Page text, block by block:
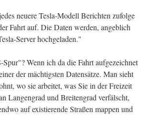
neuere Tesla-Modell Berichten zufolge
Fahrt auf. Die Daten werden, angeblich
Server hochgeladen."
Spur"? Wenn ich da die Fahrt aufgezeichnet
der mächtigsten Datensätze. Man sieht
wo sie arbeitet, was Sie in der Freizeit
Langengrad und Breitengrad verfälscht,
auf existierende Straßen mappen und